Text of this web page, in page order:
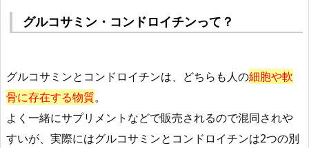
グルコサミン・コンドロイチンって？
グルコサミンとコンドロイチンは、どちらも人の細胞や軟
骨に存在する物質。
よく一緒にサプリメントなどで販売されるので混同されや
すいが、実際にはグルコサミンとコンドロイチンは2つの別